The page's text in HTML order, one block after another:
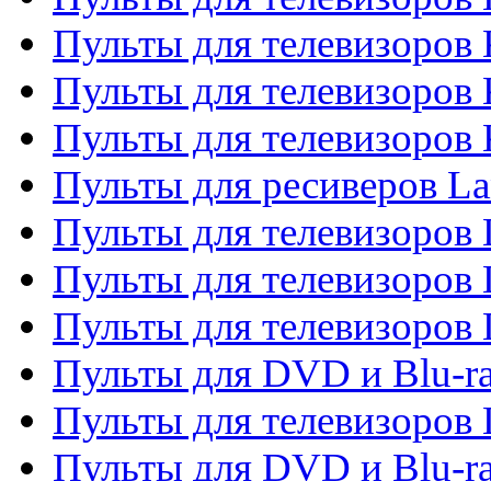
Пульты для телевизоров
Пульты для
Пульты для
Пульты для ресиверов
Пульты для телевизоров
Пульты для телевизоров
Пульты для телевизоров
Пульты для DVD и Blu-
Пульты для телевизоров
Пульты для DVD и Blu-